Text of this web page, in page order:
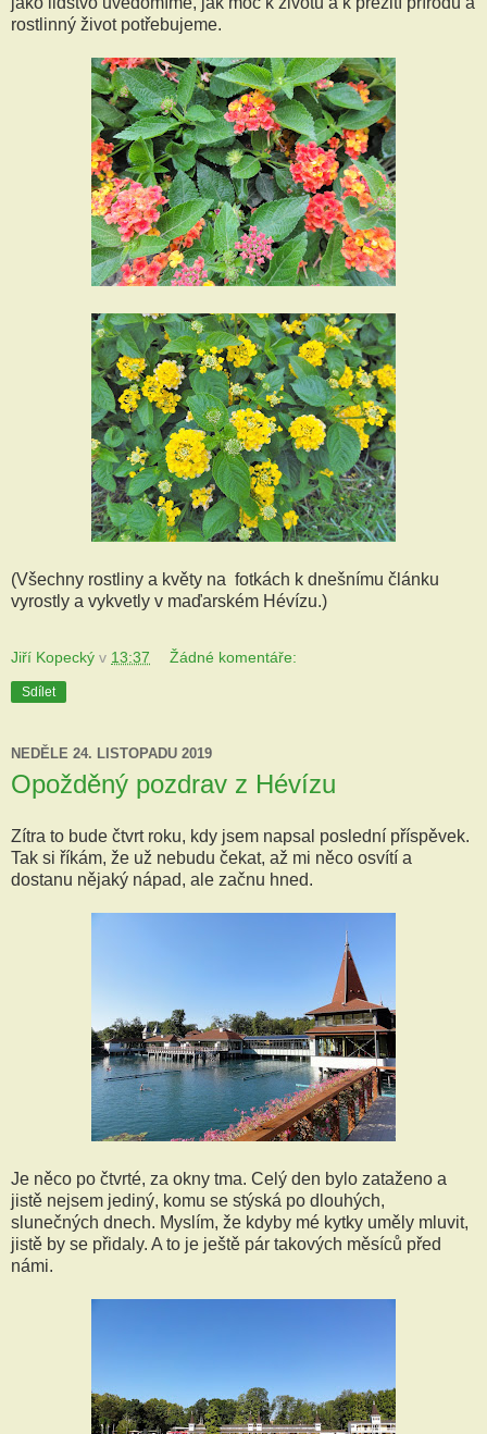
rostlinný život potřebujeme.
(Všechny rostliny a květy na fotkách k dnešnímu článku
vyrostly a vykvetly v maďarském Hévízu.)
Jiří Kopecký v 13:37 Žádné komentáře:
Sdílet
NEDĚLE 24. LISTOPADU 2019
Opožděný pozdrav z Hévízu
Zítra to bude čtvrt roku, kdy jsem napsal poslední příspěvek.
Tak si říkám, že už nebudu čekat, až mi něco osvítí a
dostanu nějaký nápad, ale začnu hned.
Je něco po čtvrté, za okny tma. Celý den bylo zataženo a
jistě nejsem jediný, komu se stýská po dlouhých,
slunečných dnech. Myslím, že kdyby mé kytky uměly mluvit,
jistě by se přidaly. A to je ještě pár takových měsíců před
námi.